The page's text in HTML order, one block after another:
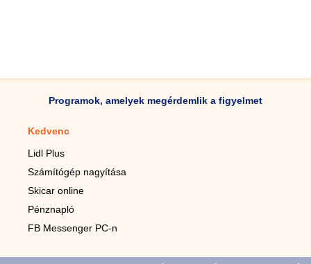
Programok, amelyek megérdemlik a figyelmet
Kedvenc
Lidl Plus
Számítógép nagyítása
Skicar online
Pénznapló
FB Messenger PC-n